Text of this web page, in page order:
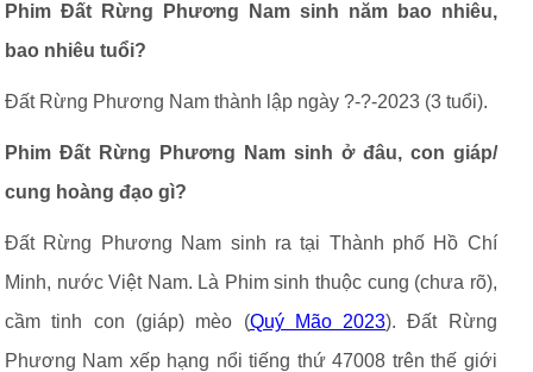
Phim Đất Rừng Phương Nam sinh năm bao nhiêu,
bao nhiêu tuổi?
Đất Rừng Phương Nam thành lập ngày ?-?-2023 (3 tuổi).
Phim Đất Rừng Phương Nam sinh ở đâu, con giáp/
cung hoàng đạo gì?
Đất Rừng Phương Nam sinh ra tại Thành phố Hồ Chí
Minh, nước Việt Nam. Là Phim sinh thuộc cung (chưa rõ),
cầm tinh con (giáp) mèo (Quý Mão 2023). Đất Rừng
Phương Nam xếp hạng nổi tiếng thứ 47008 trên thế giới